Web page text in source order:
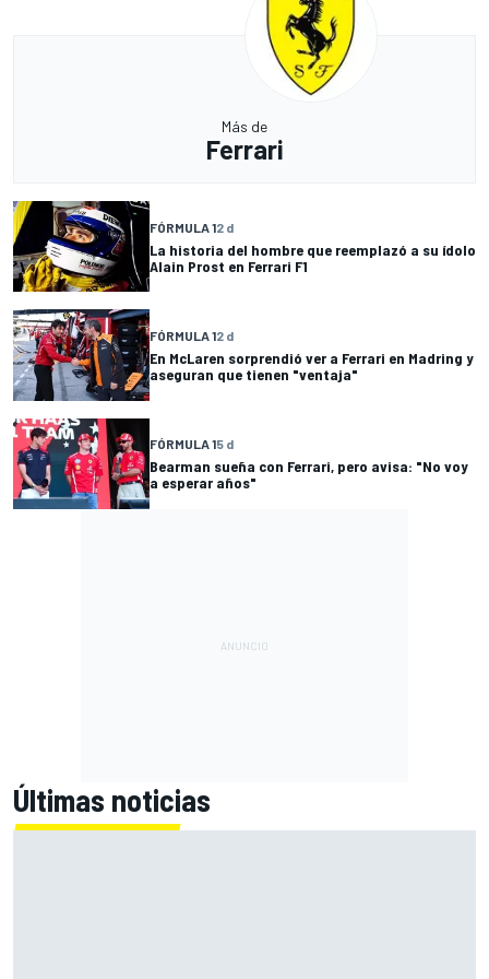
Más de
Ferrari
FÓRMULA 12 d
La historia del hombre que reemplazó a su ídolo
Alain Prost en Ferrari F1
FÓRMULA 12 d
En McLaren sorprendió ver a Ferrari en Madring y
aseguran que tienen "ventaja"
FÓRMULA 15 d
Bearman sueña con Ferrari, pero avisa: "No voy
a esperar años"
Últimas noticias